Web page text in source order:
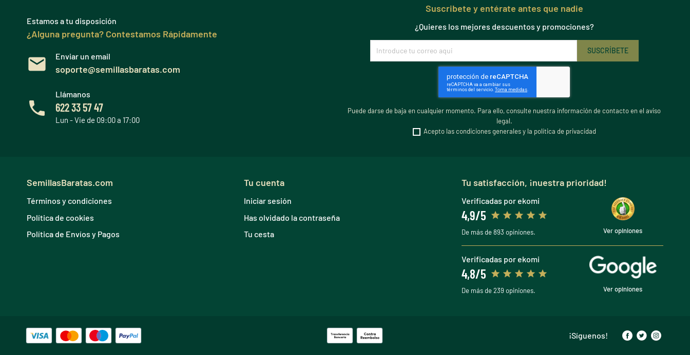
Estamos a tu disposición
¿Alguna pregunta? Contestamos Rápidamente
Enviar un email
soporte@semillasbaratas.com
Llámanos
622 33 57 47
Lun - Vie de 09:00 a 17:00
Suscribete y entérate antes que nadie
¿Quieres los mejores descuentos y promociones?
Puede darse de baja en cualquier momento. Para ello, consulte nuestra información de contacto en el aviso
legal.
Acepto las condiciones generales y la política de privacidad
SemillasBaratas.com
Términos y condiciones
Política de cookies
Política de Envíos y Pagos
Tu cuenta
Iniciar sesión
Has olvidado la contraseña
Tu cesta
Tu satisfacción, ¡nuestra prioridad!
Verificadas por ekomi
4,9/5
De más de 893 opiniones. Ver opiniones
Verificadas por ekomi
4,8/5
De más de 239 opiniones. Ver opiniones
¡Síguenos!